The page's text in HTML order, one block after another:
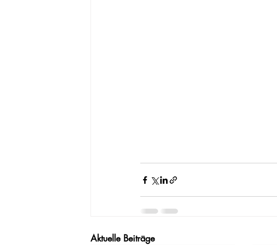
Aktuelle Beiträge